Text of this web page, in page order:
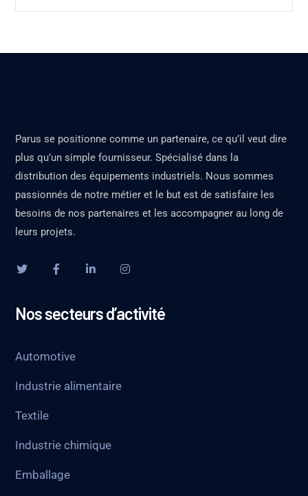
Parus se positionne comme un partenaire, ce qu’il veut dire
plus qu’un simple fournisseur. Spécialisé dans la
distribution des équipements industriels. Nous sommes
passionnés de notre métier et le but est de satisfaire les
besoins de nos partenaires et les accompagner au long de
leurs projets.
Nos secteurs d’activité
Automotive
Industrie alimentaire
Textile
Industrie chimique
Emballage